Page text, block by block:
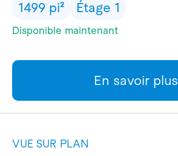
1499 pi² Étage 1
Disponible maintenant
En savoir plus
VUE SUR PLAN